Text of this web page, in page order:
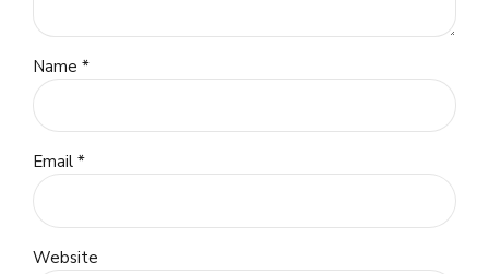
Name *
Email *
Website